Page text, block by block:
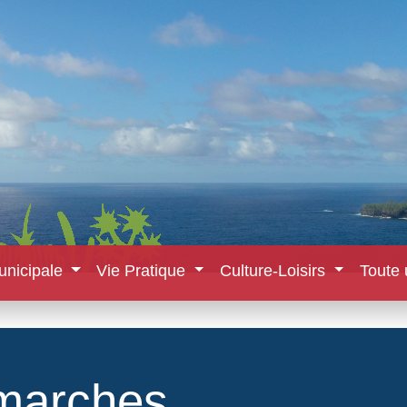
Vie Pratique Culture-Loisirs Toute